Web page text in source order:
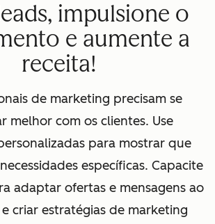
impulsione o
e aumente a
receita!
de marketing precisam se
melhor com os clientes. Use
para mostrar que
específicas. Capacite
adaptar ofertas e mensagens ao
criar estratégias de marketing